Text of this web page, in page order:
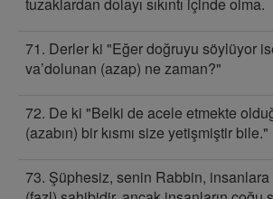
71. Derler ki "Eğer doğruyu söylüyor
va’dolunan (azap) ne zaman?"
72. De ki "Belki de acele etmekte
(azabın) bir kısmı size yetişmiştir bile."
73. Şüphesiz, senin Rabbin, insanlara